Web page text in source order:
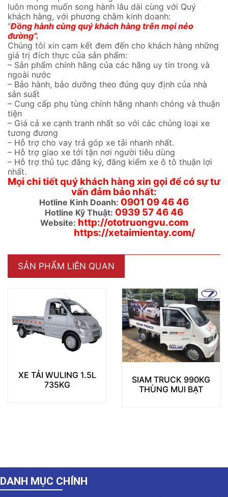
luôn mong muốn song hành lâu dài cùng với Quý
khách hàng, với phương châm kinh doanh:
“Đồng hành cùng quý khách hàng trên mọi nẻo
đường”.
Chúng tôi xin cam kết đem đến cho khách hàng những
giá trị đích thực của sản phẩm:
– Sản phẩm chính hãng của các hãng uy tín trong và
ngoài nước
– Bảo hành, bảo dưỡng theo đúng quy định của nhà
sản suất
– Cung cấp phụ tùng chính hãng nhanh chóng và thuận
tiện
– Giá cả xe cạnh tranh nhất so với các chủng loại xe
tương đương
– Hỗ trợ cho vay trả góp xe tải nhanh nhất.
– Hỗ trợ giao xe tới tận nơi người tiêu dùng
– Hỗ trợ thủ tục đăng ký, đăng kiểm xe ô tô thuận lợi
nhất.
Mọi chi tiết quý khách hàng xin gọi để có sự tư
vấn đảm bảo nhất:
Hotline Kinh Doanh: 0901 09 46 46
Hotline Kỹ Thuật: 0939 57 46 46
Website: http://ototruongvu.com
https://xetaimientay.com/
SẢN PHẨM LIÊN QUAN
SIAM TRUCK 990KG
THÙNG MUI BẠT
TMT K01 945KG THÙNG
LỬNG
DANH MỤC CHÍNH